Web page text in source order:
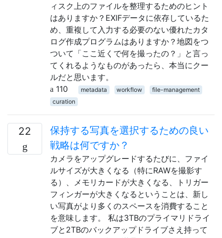
ィスク上のファイルを整理するためのヒント
はありますか？EXIFデータに依存しているた
め、重複して入力する必要のない優れたカタ
ログ作成プログラムはありますか？地図をつ
ついて「ここ近くで何を撮ったの？」と言っ
てくれるようなものがあったら、本当にクー
ルだと思います。
110
metadata workflow
file-management
curation
22
保持する写真を選択するための良い
戦略は何ですか？
カメラをアップグレードするたびに、ファイ
ルサイズが大きくなる（特にRAWを撮影す
る）、メモリカードが大きくなる、トリガー
フィンガーが大きくなるということは、新し
い写真がより多くのスペースを消費すること
を意味します。 私は3TBのプライマリドライ
ブと2TBのバックアップドライブさえ持って